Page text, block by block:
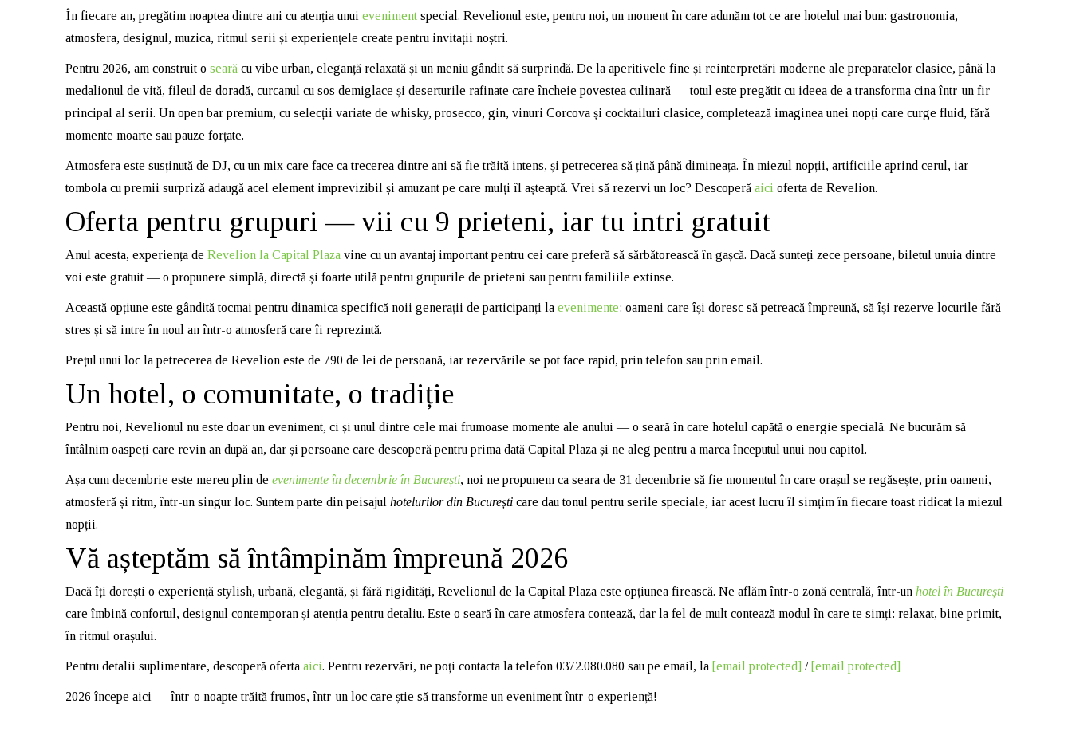
În fiecare an, pregătim noaptea dintre ani cu atenția unui eveniment special. Revelionul este, pentru noi, un moment în care adunăm tot ce are hotelul mai bun: gastronomia,
atmosfera, designul, muzica, ritmul serii și experiențele create pentru invitații noștri.
Pentru 2026, am construit o seară cu vibe urban, eleganță relaxată și un meniu gândit să surprindă. De la aperitivele fine și reinterpretări moderne ale preparatelor clasice, până la
medalionul de vită, fileul de doradă, curcanul cu sos demiglace și deserturile rafinate care încheie povestea culinară — totul este pregătit cu ideea de a transforma cina într-un fir
principal al serii. Un open bar premium, cu selecții variate de whisky, prosecco, gin, vinuri Corcova și cocktailuri clasice, completează imaginea unei nopți care curge fluid, fără
momente moarte sau pauze forțate.
Atmosfera este susținută de DJ, cu un mix care face ca trecerea dintre ani să fie trăită intens, și petrecerea să țină până dimineața. În miezul nopții, artificiile aprind cerul, iar
tombola cu premii surpriză adaugă acel element imprevizibil și amuzant pe care mulți îl așteaptă. Vrei să rezervi un loc? Descoperă aici oferta de Revelion.
Oferta pentru grupuri — vii cu 9 prieteni, iar tu intri gratuit
Anul acesta, experiența de Revelion la Capital Plaza vine cu un avantaj important pentru cei care preferă să sărbătorească în gașcă. Dacă sunteți zece persoane, biletul unuia dintre
voi este gratuit — o propunere simplă, directă și foarte utilă pentru grupurile de prieteni sau pentru familiile extinse.
Această opțiune este gândită tocmai pentru dinamica specifică noii generații de participanți la evenimente: oameni care își doresc să petreacă împreună, să își rezerve locurile fără
stres și să intre în noul an într-o atmosferă care îi reprezintă.
Prețul unui loc la petrecerea de Revelion este de 790 de lei de persoană, iar rezervările se pot face rapid, prin telefon sau prin email.
Un hotel, o comunitate, o tradiție
Pentru noi, Revelionul nu este doar un eveniment, ci și unul dintre cele mai frumoase momente ale anului — o seară în care hotelul capătă o energie specială. Ne bucurăm să
întâlnim oaspeți care revin an după an, dar și persoane care descoperă pentru prima dată Capital Plaza și ne aleg pentru a marca începutul unui nou capitol.
Așa cum decembrie este mereu plin de evenimente în decembrie în București, noi ne propunem ca seara de 31 decembrie să fie momentul în care orașul se regăsește, prin oameni,
atmosferă și ritm, într-un singur loc. Suntem parte din peisajul hotelurilor din București care dau tonul pentru serile speciale, iar acest lucru îl simțim în fiecare toast ridicat la miezul
nopții.
Vă așteptăm să întâmpinăm împreună 2026
Dacă îți dorești o experiență stylish, urbană, elegantă, și fără rigidități, Revelionul de la Capital Plaza este opțiunea firească. Ne aflăm într-o zonă centrală, într-un hotel în București
care îmbină confortul, designul contemporan și atenția pentru detaliu. Este o seară în care atmosfera contează, dar la fel de mult contează modul în care te simți: relaxat, bine primit,
în ritmul orașului.
Pentru detalii suplimentare, descoperă oferta aici. Pentru rezervări, ne poți contacta la telefon 0372.080.080 sau pe email, la [email protected] / [email protected]
2026 începe aici — într-o noapte trăită frumos, într-un loc care știe să transforme un eveniment într-o experiență!